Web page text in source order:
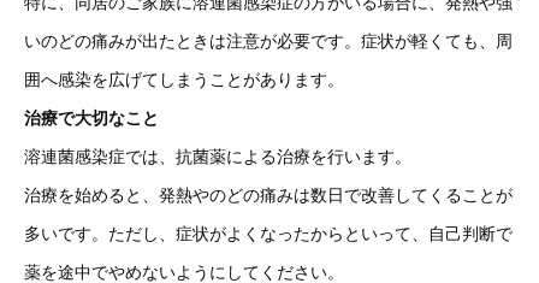
いのどの痛みが出たときは注意が必要です。症状が軽くても、周
囲へ感染を広げてしまうことがあります。
治療で大切なこと
溶連菌感染症では、抗菌薬による治療を行います。
治療を始めると、発熱やのどの痛みは数日で改善してくることが
多いです。ただし、症状がよくなったからといって、自己判断で
薬を途中でやめないようにしてください。